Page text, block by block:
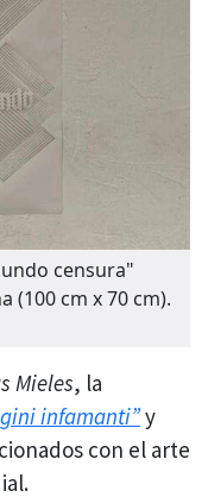
censura"
(100 cm x 70 cm).
Mieles, la
infamanti”y
con el arte